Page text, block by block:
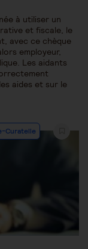
à utiliser un
et fiscale, le
avec ce chèque
employeur,
Les aidants
aides et sur le
Curatelle